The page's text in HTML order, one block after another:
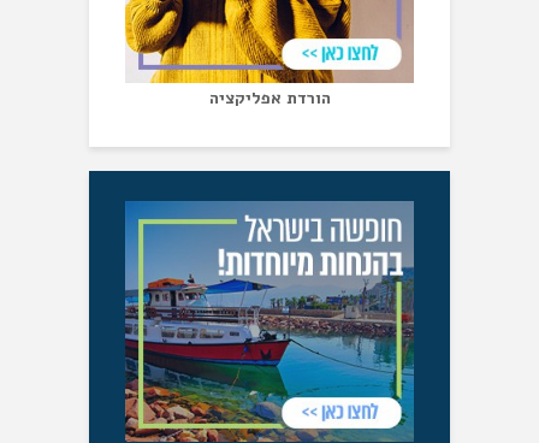
הורדת אפליקציה